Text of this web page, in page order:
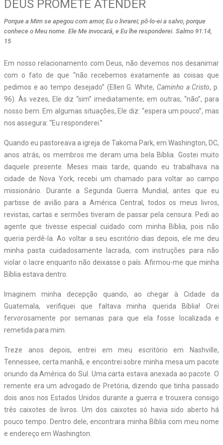
DEUS PROMETE ATENDER
Porque a Mim se apegou com amor, Eu o livrarei; pô-lo-ei a salvo, porque
conhece o Meu nome. Ele Me invocará, e Eu lhe responderei. Salmo 91:14,
15
Em nosso relacionamento com Deus, não devemos nos desanimar
com o fato de que “não recebemos exatamente as coisas que
pedimos e ao tempo desejado” (Ellen G. White, Caminho a Cristo, p.
96). Às vezes, Ele diz “sim” imediatamente; em outras, “não”, para
nosso bem. Em algumas situações, Ele diz: “espera um pouco”, mas
nos assegura: “Eu responderei.”
Quando eu pastoreava a igreja de Takoma Park, em Washington, DC,
anos atrás, os membros me deram uma bela Bíblia. Gostei muito
daquele presente. Meses mais tarde, quando eu trabalhava na
cidade de Nova York, recebi um chamado para voltar ao campo
missionário. Durante a Segunda Guerra Mundial, antes que eu
partisse de avião para a América Central, todos os meus livros,
revistas, cartas e sermões tiveram de passar pela censura. Pedi ao
agente que tivesse especial cuidado com minha Bíblia, pois não
queria perdê-la. Ao voltar a seu escritório dias depois, ele me deu
minha pasta cuidadosamente lacrada, com instruções para não
violar o lacre enquanto não deixasse o país. Afirmou-me que minha
Bíblia estava dentro.
Imaginem minha decepção quando, ao chegar à Cidade da
Guatemala, verifiquei que faltava minha querida Bíblia! Orei
fervorosamente por semanas para que ela fosse localizada e
remetida para mim.
Treze anos depois, entrei em meu escritório em Nashville,
Tennessee, certa manhã, e encontrei sobre minha mesa um pacote
oriundo da América do Sul. Uma carta estava anexada ao pacote. O
remente era um advogado de Pretória, dizendo que tinha passado
dois anos nos Estados Unidos durante a guerra e trouxera consigo
três caixotes de livros. Um dos caixotes só havia sido aberto há
pouco tempo. Dentro dele, encontrara minha Bíblia com meu nome
e endereço em Washington.